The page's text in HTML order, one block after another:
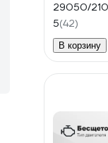
29050/
Makpac
5(42)
В корзину